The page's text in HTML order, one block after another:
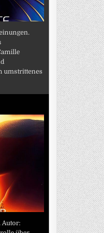
umstrittenes
Autor: